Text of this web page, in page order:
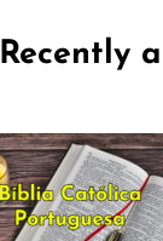
Recently
Bíblia